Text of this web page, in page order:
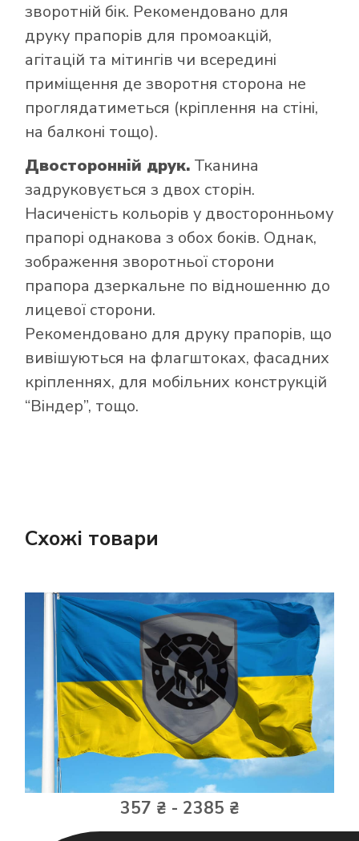
зворотній бік. Рекомендовано для
друку прапорів для промоакцій,
агітацій та мітингів чи всередині
приміщення де зворотня сторона не
проглядатиметься (кріплення на стіні,
на балконі тощо).
Двосторонній друк. Тканина
задруковується з двох сторін.
Насиченість кольорів у двосторонньому
прапорі однакова з обох боків. Однак,
зображення зворотньої сторони
прапора дзеркальне по відношенню до
лицевої сторони.
Рекомендовано для друку прапорів, що
вивішуються на флагштоках, фасадних
кріпленнях, для мобільних конструкцій
“Віндер”, тощо.
Схожі товари
357 ₴ - 2385 ₴